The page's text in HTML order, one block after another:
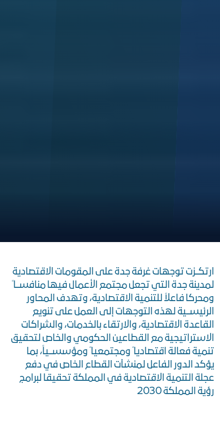
ارتكــزت توجهات غرفة جدة على المقومات الاقتصادية
لمدينة جدة التي تجعل مجتمع الأعمال فيها منافســا ً
ومحركا فاعلاً للتنمية الاقتصادية، وتهدف المحاور
الرئيســية لهذه التوجهات إلى العمل على تنويع
القاعدة الاقتصادية، والارتقاء بالخدمات، والشراكات
الاستراتيجية مع القطاعين الحكومي والخاص لتحقيق
تنمية فعالة اقتصاديا ً ومجتمعيا ً ومؤسســياً، بما
يؤكد الدور الفاعل لمنشآت القطاع الخاص في دفع
عجلة التنمية الاقتصادية في المملكة تحقيقا لبرامج
رؤية المملكة 2030